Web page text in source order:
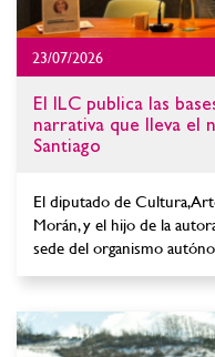
23/07/2026
El ILC publica las
narrativa que lleva el
Santiago
El diputado de Cultura,
Morán, y el hijo de la
sede del organismo